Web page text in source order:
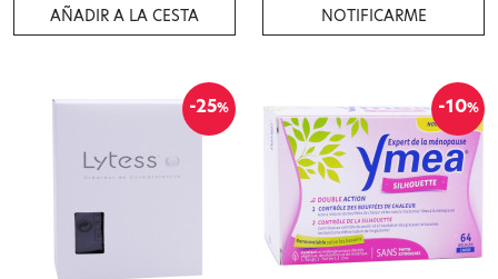
AÑADIR A LA CESTA NOTIFICARME
-25% -10%